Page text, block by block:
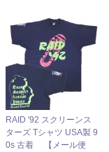
RAID '92 スクリーンス
ターズ Tシャツ USA製 9
0s 古着 【メール便